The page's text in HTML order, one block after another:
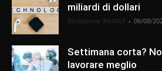
miliardi di dollari
- 06/08/
Settimana corta?
lavorare meglio